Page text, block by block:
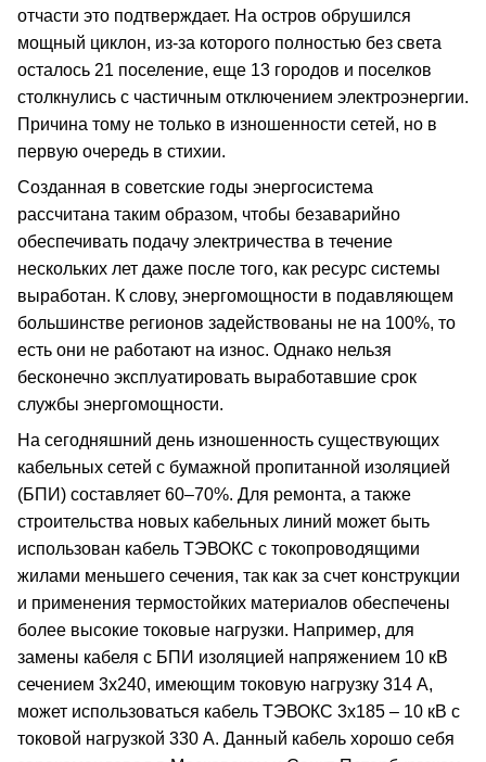
отчасти это подтверждает. На остров обрушился
мощный циклон, из-за которого полностью без света
осталось 21 поселение, еще 13 городов и поселков
столкнулись с частичным отключением электроэнергии.
Причина тому не только в изношенности сетей, но в
первую очередь в стихии.
Созданная в советские годы энергосистема
рассчитана таким образом, чтобы безаварийно
обеспечивать подачу электричества в течение
нескольких лет даже после того, как ресурс системы
выработан. К слову, энергомощности в подавляющем
большинстве регионов задействованы не на 100%, то
есть они не работают на износ. Однако нельзя
бесконечно эксплуатировать выработавшие срок
службы энергомощности.
На сегодняшний день изношенность существующих
кабельных сетей с бумажной пропитанной изоляцией
(БПИ) составляет 60–70%. Для ремонта, а также
строительства новых кабельных линий может быть
использован кабель ТЭВОКС с токопроводящими
жилами меньшего сечения, так как за счет конструкции
и применения термостойких материалов обеспечены
более высокие токовые нагрузки. Например, для
замены кабеля с БПИ изоляцией напряжением 10 кВ
сечением 3х240, имеющим токовую нагрузку 314 А,
может использоваться кабель ТЭВОКС 3х185 – 10 кВ с
токовой нагрузкой 330 А. Данный кабель хорошо себя